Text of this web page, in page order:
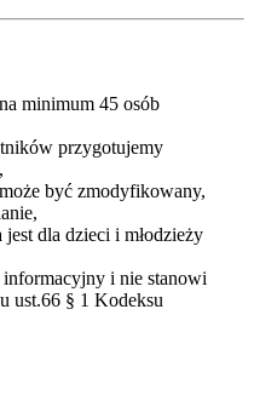
minimum 45 osób
przygotujemy
być zmodyfikowany,
dla dzieci i młodzieży
informacyjny i nie stanowi
ust.66 § 1 Kodeksu